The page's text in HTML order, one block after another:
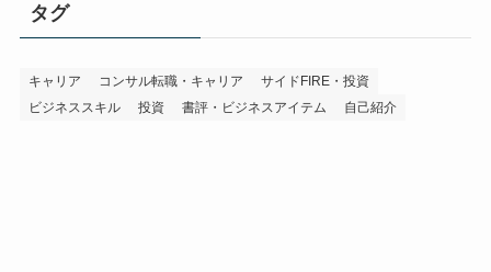
タグ
キャリア コンサル転職・キャリア
サイドFIRE・投資
ビジネススキル
投資 書評・ビジネスアイテム 自己紹介